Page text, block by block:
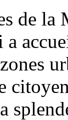
de
a